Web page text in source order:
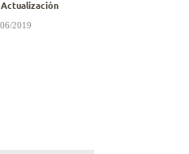
Actualización
2019